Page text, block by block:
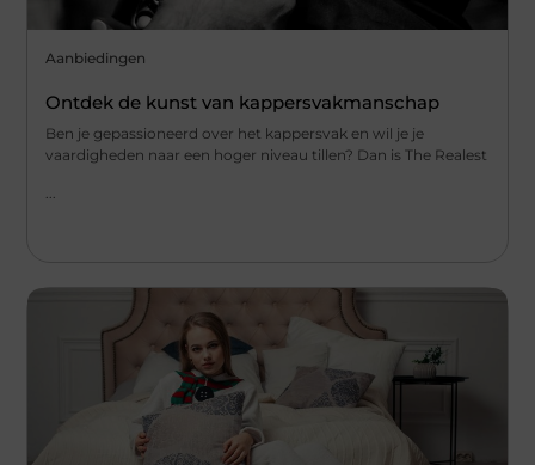
Aanbiedingen
Ontdek de kunst van kappersvakmanschap
Ben je gepassioneerd over het kappersvak en wil je je
vaardigheden naar een hoger niveau tillen? Dan is The Realest
...